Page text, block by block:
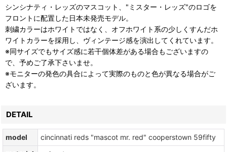
シンシナティ・レッズのマスコット、"ミスター・レッズ"のロゴを
フロントに配置した日本未発売モデル。
刺繍カラーはホワイトではなく、オフホワイト系の少しくすんだホ
ワイトカラーを採用し、ヴィンテージ感を演出してくれています。
※同サイズでもサイズ感に若干個体差がある場合もございますの
で、予めご了承下さいませ。
※モニターの発色の具合によって実際のものと色が異なる場合がご
ざいます。
DETAIL
model
cincinnati reds "mascot mr. red" cooperstown 59fifty